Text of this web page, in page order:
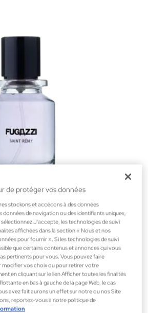
de protéger vos données
stockons et accédons à des données
données de navigation ou des identifiants uniques,
J'accepte, les technologies de suivi
affichées dans la section « Nous et nos
pour fournir ». Si les technologies de suivi
que certains contenus et annonces qui vous
pertinents pour vous. Vous pouvez faire
modifier vos choix ou pour retirer votre
en cliquant sur le lien Afficher toutes les finalités
en bas à gauche de la page Web, le cas
avez fait aurons un effet sur notre ou nos Site
reportez-vous à notre politique de